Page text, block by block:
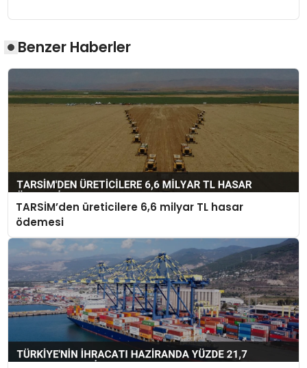
Benzer Haberler
TARSİM’den üreticilere 6,6 milyar TL hasar
ödemesi